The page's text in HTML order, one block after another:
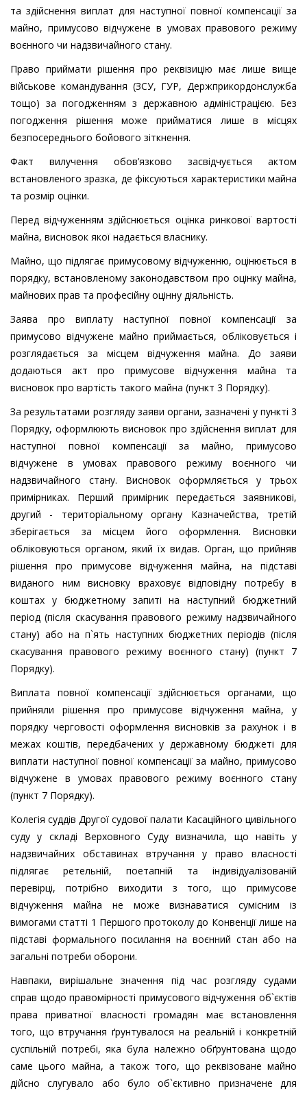
та здійснення виплат для наступної повної компенсації за
майно, примусово відчужене в умовах правового режиму
воєнного чи надзвичайного стану.
Право приймати рішення про реквізицію має лише вище
військове командування (ЗСУ, ГУР, Держприкордонслужба
тощо) за погодженням з державною адміністрацією. Без
погодження рішення може прийматися лише в місцях
безпосереднього бойового зіткнення.
Факт вилучення обов’язково засвідчується актом
встановленого зразка, де фіксуються характеристики майна
та розмір оцінки.
Перед відчуженням здійснюється оцінка ринкової вартості
майна, висновок якої надається власнику.
Майно, що підлягає примусовому відчуженню, оцінюється в
порядку, встановленому законодавством про оцінку майна,
майнових прав та професійну оцінну діяльність.
Заява про виплату наступної повної компенсації за
примусово відчужене майно приймається, обліковується і
розглядається за місцем відчуження майна. До заяви
додаються акт про примусове відчуження майна та
висновок про вартість такого майна (пункт 3 Порядку).
За результатами розгляду заяви органи, зазначені у пункті 3
Порядку, оформлюють висновок про здійснення виплат для
наступної повної компенсації за майно, примусово
відчужене в умовах правового режиму воєнного чи
надзвичайного стану. Висновок оформляється у трьох
примірниках. Перший примірник передається заявникові,
другий - територіальному органу Казначейства, третій
зберігається за місцем його оформлення. Висновки
обліковуються органом, який їх видав. Орган, що прийняв
рішення про примусове відчуження майна, на підставі
виданого ним висновку враховує відповідну потребу в
коштах у бюджетному запиті на наступний бюджетний
період (після скасування правового режиму надзвичайного
стану) або на п`ять наступних бюджетних періодів (після
скасування правового режиму воєнного стану) (пункт 7
Порядку).
Виплата повної компенсації здійснюється органами, що
прийняли рішення про примусове відчуження майна, у
порядку черговості оформлення висновків за рахунок і в
межах коштів, передбачених у державному бюджеті для
виплати наступної повної компенсації за майно, примусово
відчужене в умовах правового режиму воєнного стану
(пункт 7 Порядку).
Колегія суддів Другої судової палати Касаційного цивільного
суду у складі Верховного Суду визначила, що навіть у
надзвичайних обставинах втручання у право власності
підлягає ретельній, поетапній та індивідуалізованій
перевірці, потрібно виходити з того, що примусове
відчуження майна не може визнаватися сумісним із
вимогами статті 1 Першого протоколу до Конвенції лише на
підставі формального посилання на воєнний стан або на
загальні потреби оборони.
Навпаки, вирішальне значення під час розгляду судами
справ щодо правомірності примусового відчуження об`єктів
права приватної власності громадян має встановлення
того, що втручання ґрунтувалося на реальній і конкретній
суспільній потребі, яка була належно обґрунтована щодо
саме цього майна, а також того, що реквізоване майно
дійсно слугувало або було об`єктивно призначене для